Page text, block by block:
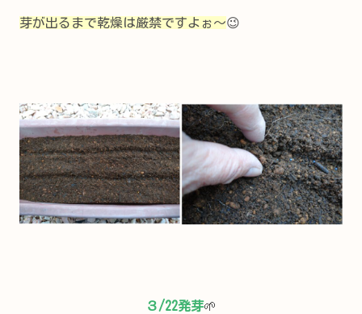
芽が出るまで乾燥は厳禁ですよぉ～😉
３/22発芽🌱